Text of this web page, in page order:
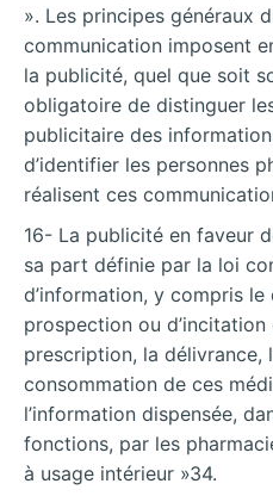
». Les principes généraux
communication imposent
la publicité, quel que soit
obligatoire de distinguer
publicitaire des
d’identifier les personnes
réalisent ces
16- La publicité en faveur
sa part définie par la loi
d’information, y compris le
prospection ou
prescription, la délivrance,
consommation de ces
l’information dispensée,
fonctions, par les
à usage intérieur »34.